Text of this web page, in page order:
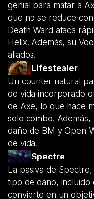
genial para matar a
que no se reduce
Death Ward ataca
Helix. Además, su
aliados.
Lifestealer
Un counter natural
de vida incorporado
de Axe, lo que hace
solo combo.
daño de BM y Open
de vida.
Spectre
La pasiva de
tipo de daño,
convierte en un